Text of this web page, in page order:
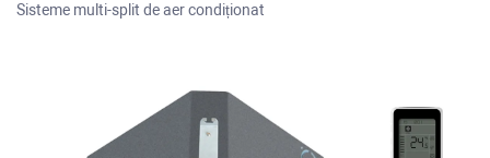
Sisteme multi-split de aer condiționat